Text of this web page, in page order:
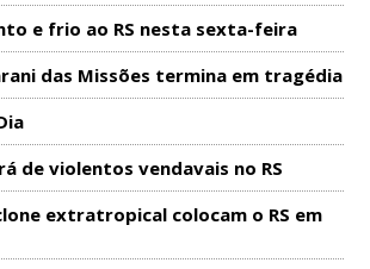
e frio ao RS nesta sexta-feira
das Missões termina em tragédia
de violentos vendavais no RS
extratropical colocam o RS em